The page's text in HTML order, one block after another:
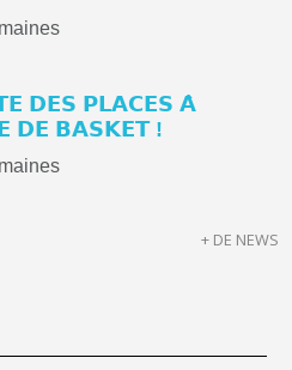
𝗗𝗘𝗦 𝗣𝗟𝗔𝗖𝗘𝗦 𝗔̀
𝗗𝗘 𝗕𝗔𝗦𝗞𝗘𝗧 !
+ DE NEWS